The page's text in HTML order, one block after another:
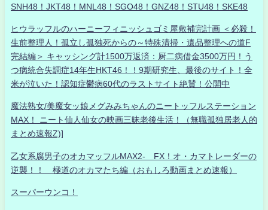
SNH48！JKT48！MNL48！SGO48！GNZ48！STU48！SKE48
ヒウラッフルのハーニーフィニッシュゴミ屋敷補完計画 ＜必殺！
生前整理人！孤立し孤独死からの～特殊清掃・遺品整理への道F
完結編＞ キャッシング計1500万返済：厨二病借金3500万円！う
つ病統合失調症14年生HKT46！！9期研究生、最後のサイト！全
米が泣いた！認知症鬱病60代のラストサイト絶賛！公開中
魔法熟女/美魔女ッ娘メグみみちゃんのニートッフルステーション
MAX！ ニート仙人仙女の映画三昧老後生活！（無職孤独居老人的
まとめ速報Z)]
乙女系腐男子のオカマッフルMAX2- FX！オ・カマトレーダーの
逆襲！！ 極道のオカマたち編（おもしろ動画まとめ速報）
スーパーウンコ！